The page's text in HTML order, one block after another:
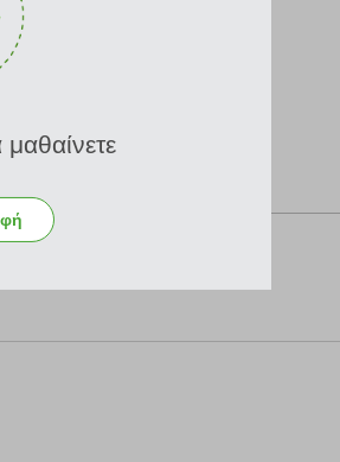
αποσκευών με μια πλούσια κληρονομιά
η Samsonite κατοχύρωσε την κυριαρχία
του επαναστατικού υλικού Curv®.
επαγγελματικών, παιδικών, casual
πιο μακριά, με ακόμη πιο ελαφριά